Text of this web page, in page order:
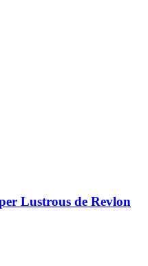
Lustrous de Revlon